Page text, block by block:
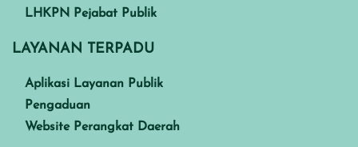
LHKPN Pejabat Publik
LAYANAN TERPADU
Aplikasi Layanan Publik
Pengaduan
Website Perangkat Daerah